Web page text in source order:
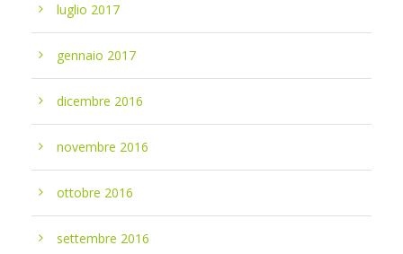
luglio 2017
gennaio 2017
dicembre 2016
novembre 2016
ottobre 2016
settembre 2016